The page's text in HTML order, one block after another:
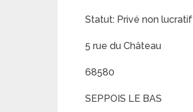
Statut: Privé non lucratif
5 rue du Château
68580
SEPPOIS LE BAS